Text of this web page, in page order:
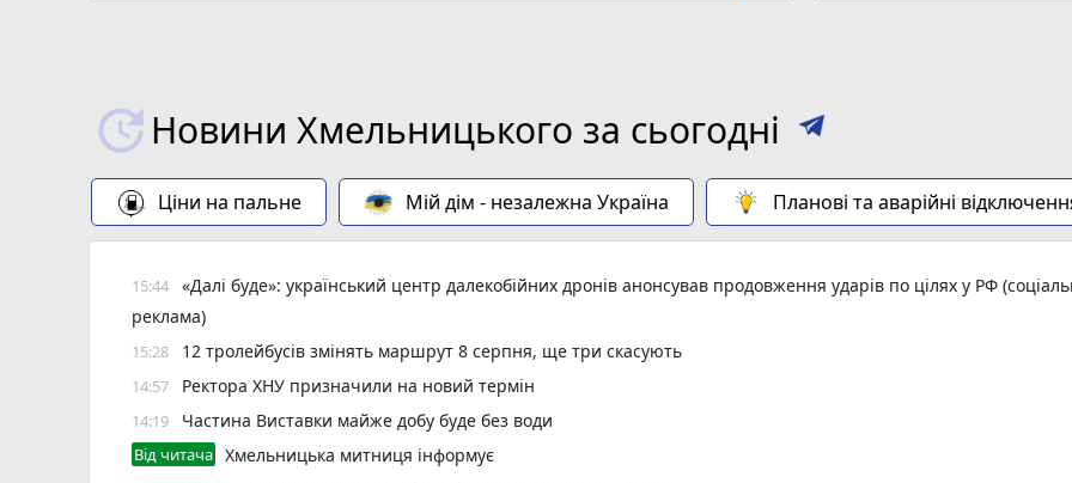
Новини Хмельницького за сьогодні
Ціни на пальне Мій дім - незалежна Україна Планові та аварійні
15:44
«Далі буде»: український центр далекобійних дронів анонсував продовження ударів по цілях у РФ
реклама)
15:28 12 тролейбусів змінять маршрут 8 серпня, ще три скасують
14:57 Ректора ХНУ призначили на новий термін
14:19 Частина Виставки майже добу буде без води
Від читача Хмельницька митниця інформує